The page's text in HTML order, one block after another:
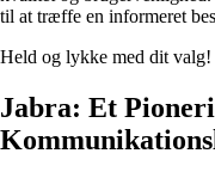
til at træffe en informeret
Held og lykke med dit valg!
Jabra: Et